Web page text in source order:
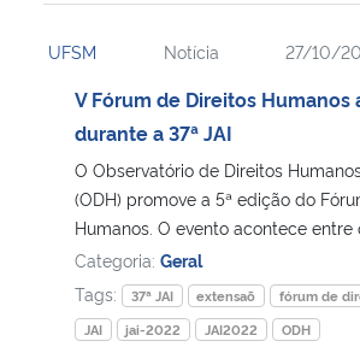
UFSM Notícia 27/10/
V Fórum de Direitos Humanos
durante a 37ª JAI
O Observatório de Direitos
(ODH) promove a 5ª edição do
Humanos. O evento acontece entre
Categoria: Geral
Tags:
37ª JAI extensaõ
fórum de
JAI
jai-2022 JAI2022 ODH